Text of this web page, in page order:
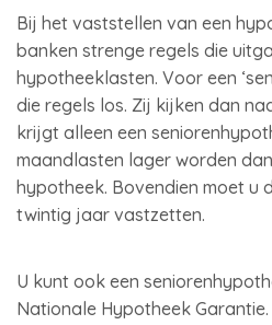
Bij het vaststellen van een
banken strenge regels die
hypotheeklasten. Voor een
die regels los. Zij kijken dan
krijgt alleen een
maandlasten lager worden
hypotheek. Bovendien moet u
twintig jaar vastzetten.
U kunt ook een
Nationale Hypotheek Garantie.